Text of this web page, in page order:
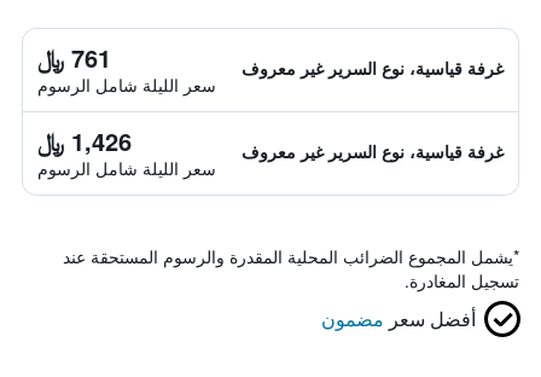
غرفة قياسية، نوع السرير غير معروف 761 ﷼
سعر الليلة شامل الرسوم
غرفة قياسية، نوع السرير غير معروف 1,426 ﷼
سعر الليلة شامل الرسوم
*يشمل المجموع الضرائب المحلية المقدرة والرسوم المستحقة عند
تسجيل المغادرة.
أفضل سعر مضمون